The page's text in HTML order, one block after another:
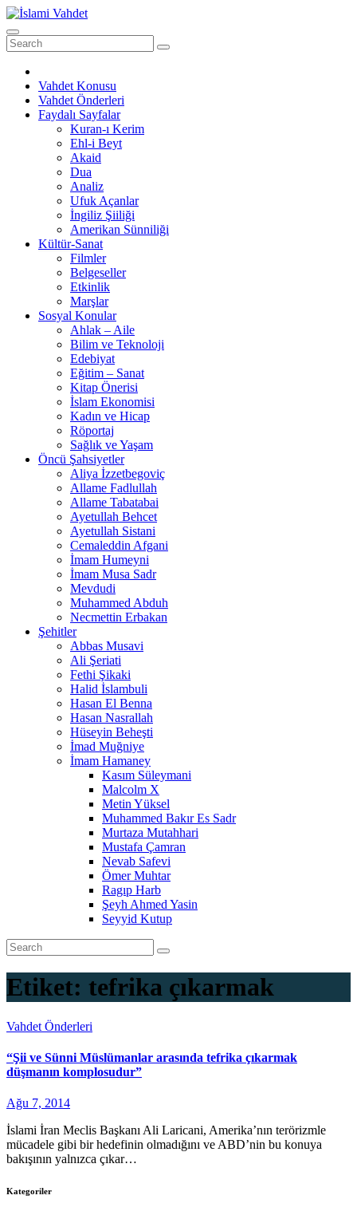
Skip
to
content
Vahdet Konusu
Vahdet Önderleri
Faydalı Sayfalar
Kuran-ı Kerim
Ehl-i Beyt
Akaid
Dua
Analiz
Ufuk Açanlar
İngiliz Şiiliği
Amerikan Sünniliği
Kültür-Sanat
Filmler
Belgeseller
Etkinlik
Marşlar
Sosyal Konular
Ahlak – Aile
Bilim ve Teknoloji
Edebiyat
Eğitim – Sanat
Kitap Önerisi
İslam Ekonomisi
Kadın ve Hicap
Röportaj
Sağlık ve Yaşam
Öncü Şahsiyetler
Aliya İzzetbegoviç
Allame Fadlullah
Allame Tabatabai
Ayetullah Behcet
Ayetullah Sistani
Cemaleddin Afgani
İmam Humeyni
İmam Musa Sadr
Mevdudi
Muhammed Abduh
Necmettin Erbakan
Şehitler
Abbas Musavi
Ali Şeriati
Fethi Şikaki
Halid İslambuli
Hasan El Benna
Hasan Nasrallah
Hüseyin Beheşti
İmad Muğniye
İmam Hamaney
Kasım Süleymani
Malcolm X
Metin Yüksel
Muhammed Bakır Es Sadr
Murtaza Mutahhari
Mustafa Çamran
Nevab Safevi
Ömer Muhtar
Ragıp Harb
Şeyh Ahmed Yasin
Seyyid Kutup
Etiket: tefrika çıkarmak
Vahdet Önderleri
“Şii ve Sünni Müslümanlar arasında tefrika çıkarmak
düşmanın komplosudur”
Ağu 7, 2014
İslami İran Meclis Başkanı Ali Laricani, Amerika’nın terörizmle
mücadele gibi bir hedefinin olmadığını ve ABD’nin bu konuya
bakışının yalnızca çıkar…
Kategoriler